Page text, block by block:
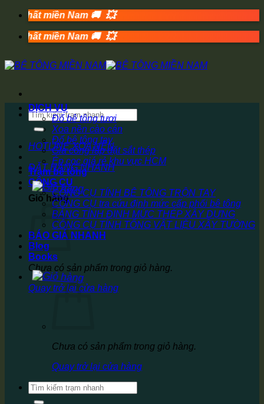
miền Nam 🚚💥
miền Nam 🚚💥
Tìm
kiếm:
HOTLINE XOA NỀN
ĐẶT HÀNG NHANH
Giỏ hàng
Chưa có sản phẩm trong giỏ hàng.
Quay trở lại cửa hàng
DỊCH VỤ
Đổ bê tông tươi
Xoa nền cào cán
Đổ bê tông tay
Gia công lắp đặt sắt thép
Ép cọc giá rẻ khu vực HCM
Trạm bê tông
CÔNG CỤ
CÔNG CỤ TÍNH BÊ TÔNG TRỘN TAY
CÔNG CỤ tra cứu định mức cấp phối bê tông
BẢNG TÍNH ĐỊNH MỨC THÉP XÂY DỰNG
CÔNG CỤ TÍNH TỔNG VẬT LIỆU XÂY TƯỜNG
BÁO GIÁ NHANH
Blog
Books
Chưa có sản phẩm trong giỏ hàng.
Quay trở lại cửa hàng
Tìm
kiếm: